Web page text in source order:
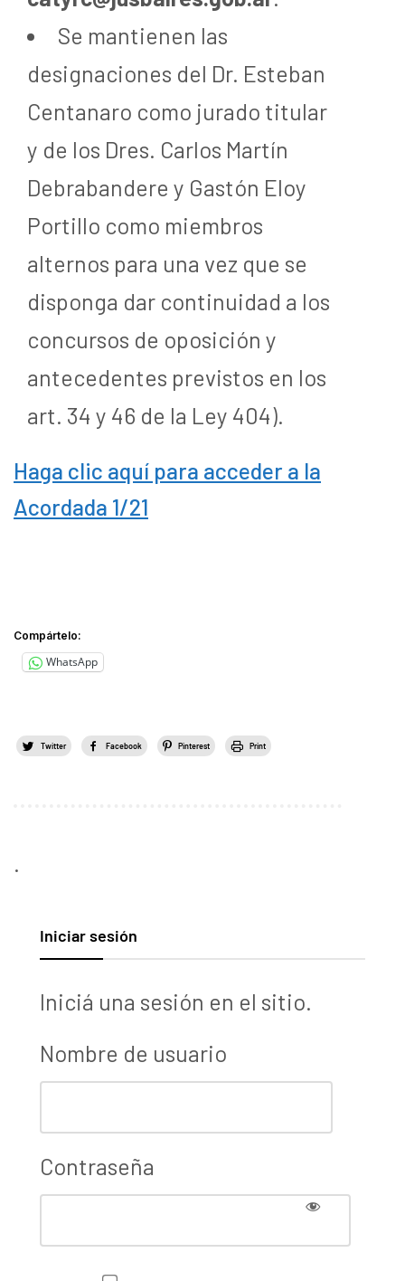
Se mantienen las
designaciones del Dr. Esteban
Centanaro como jurado titular
y de los Dres. Carlos Martín
Debrabandere y Gastón Eloy
Portillo como miembros
alternos para una vez que se
disponga dar continuidad a los
concursos de oposición y
antecedentes previstos en los
art. 34 y 46 de la Ley 404).
Haga clic aquí para acceder a la
Acordada 1/21
Compártelo:
WhatsApp
Twitter Facebook Pinterest Print
.
Iniciar sesión
Iniciá una sesión en el sitio.
Nombre de usuario
Contraseña